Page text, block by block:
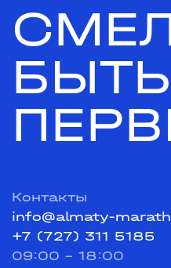
БЫТЬ
Контакты
info@almaty-
+7 (727) 311 5185
09:00 - 18:00